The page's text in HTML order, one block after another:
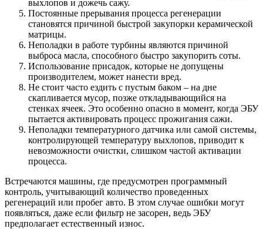
выхлопов и дожечь сажу.
Постоянные прерывания процесса регенерации
становятся причиной быстрой закупорки керамической
матрицы.
Неполадки в работе турбины являются причиной
выброса масла, способного быстро закупорить соты.
Использование присадок, которые не допущены
производителем, может нанести вред.
Не стоит часто ездить с пустым баком – на дне
скапливается мусор, позже откладывающийся на
стенках ячеек. Это особенно опасно в момент, когда ЭБУ
пытается активировать процесс прожигания сажи.
Неполадки температурного датчика или самой системы,
контролирующей температуру выхлопов, приводит к
невозможности очистки, слишком частой активации
процесса.
Встречаются машины, где предусмотрен программный
контроль, учитывающий количество проведенных
регенераций или пробег авто. В этом случае ошибки могут
появляться, даже если фильтр не засорен, ведь ЭБУ
предполагает естественный износ.